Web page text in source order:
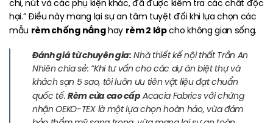
chỉ, nút và các phụ kiện khác, đã được kiểm tra các chất độc
hại.” Điều này mang lại sự an tâm tuyệt đối khi lựa chọn các
mẫu rèm chống nắnghay rèm 2 lớpcho không gian sống.
Đánh giá từ chuyên gia:Nhà thiết kế nội thất Trần An
Nhiên chia sẻ: “Khi tư vấn cho các dự án biệt thự và
khách sạn 5 sao, tôi luôn ưu tiên vật liệu đạt chuẩn
quốc tế.Rèm cửa cao cấpAcacia Fabrics với chứng
nhận OEKO-TEX là một lựa chọn hoàn hảo, vừa đảm